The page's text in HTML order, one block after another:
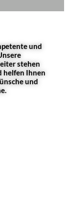
und
stehen
helfen Ihnen
und